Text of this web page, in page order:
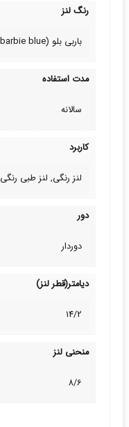
رنگ لنز
باربی بلو (barbie blue)
مدت استفاده
سالانه
کاربرد
لنز رنگی, لنز طبی‌ رنگی
دور
دوردار
دیامتر(قطر لنز)
14/2
منحنی لنز
8/6